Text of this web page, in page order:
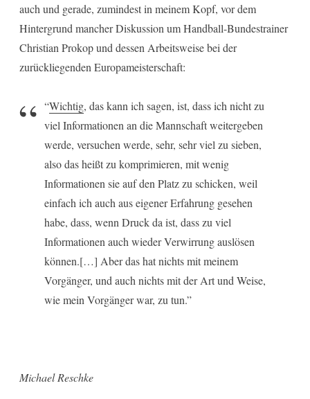
auch und gerade, zumindest in meinem Kopf, vor dem
Hintergrund mancher Diskussion um Handball-Bundestrainer
Christian Prokop und dessen Arbeitsweise bei der
zurückliegenden Europameisterschaft:
“Wichtig, das kann ich sagen, ist, dass ich nicht zu
viel Informationen an die Mannschaft weitergeben
werde, versuchen werde, sehr, sehr viel zu sieben,
also das heißt zu komprimieren, mit wenig
Informationen sie auf den Platz zu schicken, weil
einfach ich auch aus eigener Erfahrung gesehen
habe, dass, wenn Druck da ist, dass zu viel
Informationen auch wieder Verwirrung auslösen
können.[…] Aber das hat nichts mit meinem
Vorgänger, und auch nichts mit der Art und Weise,
wie mein Vorgänger war, zu tun.”
Michael Reschke